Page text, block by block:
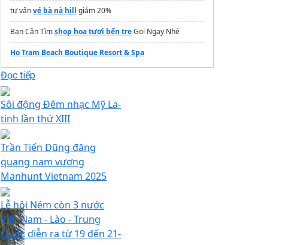
tư vấnvé bà nà hill giảm 20%
Bạn Cần Tìmshop hoa tươi bến treGọi Ngay Nhé
Ho Tram Beach Boutique Resort & Spa
Đọc tiếp
Sôi động Đêm nhạc Mỹ La-
tinh lần thứ XIII
Trần Tiến Dũng đăng
quang nam vương
Manhunt Vietnam 2025
Lễ hội Ném còn 3 nước
Việt Nam - Lào - Trung
Quốc diễn ra từ 19 đến 21-